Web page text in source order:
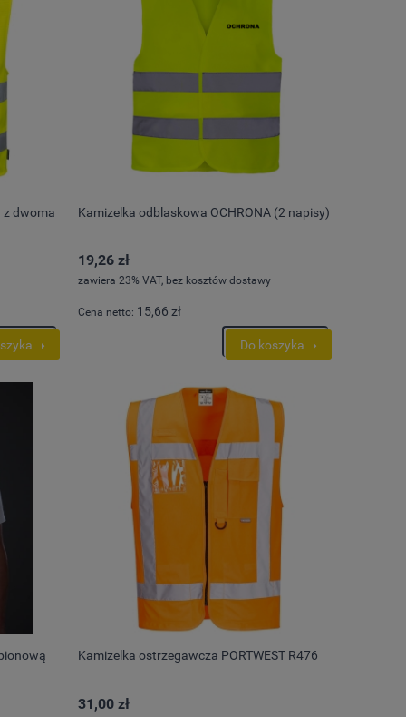
z dwoma
Kamizelka odblaskowa OCHRONA (2 napisy)
19,26 zł
zawiera 23% VAT, bez kosztów dostawy
Cena netto: 15,66 zł
Do koszyka
Kamizelka ostrzegawcza PORTWEST R476
31,00 zł